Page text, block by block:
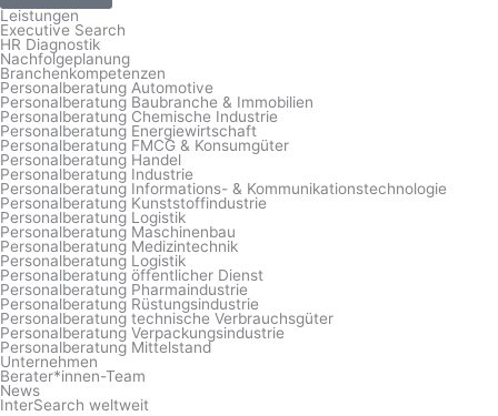
Leistungen
Executive Search
HR Diagnostik
Nachfolgeplanung
Branchenkompetenzen
Personalberatung Automotive
Personalberatung Baubranche & Immobilien
Personalberatung Chemische Industrie
Personalberatung Energiewirtschaft
Personalberatung FMCG & Konsumgüter
Personalberatung Handel
Personalberatung Industrie
Personalberatung Informations- & Kommunikationstechnologie
Personalberatung Kunststoffindustrie
Personalberatung Logistik
Personalberatung Maschinenbau
Personalberatung Medizintechnik
Personalberatung Logistik
Personalberatung öffentlicher Dienst
Personalberatung Pharmaindustrie
Personalberatung Rüstungsindustrie
Personalberatung technische Verbrauchsgüter
Personalberatung Verpackungsindustrie
Personalberatung Mittelstand
Unternehmen
Berater*innen-Team
News
InterSearch weltweit